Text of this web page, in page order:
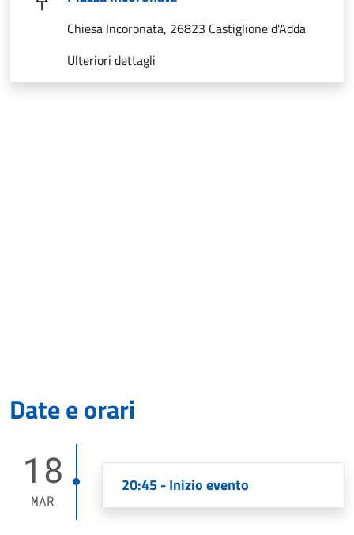
Chiesa Incoronata, 26823 Castiglione d'Adda
Ulteriori dettagli
Date e orari
18
MAR
20:45 - Inizio evento